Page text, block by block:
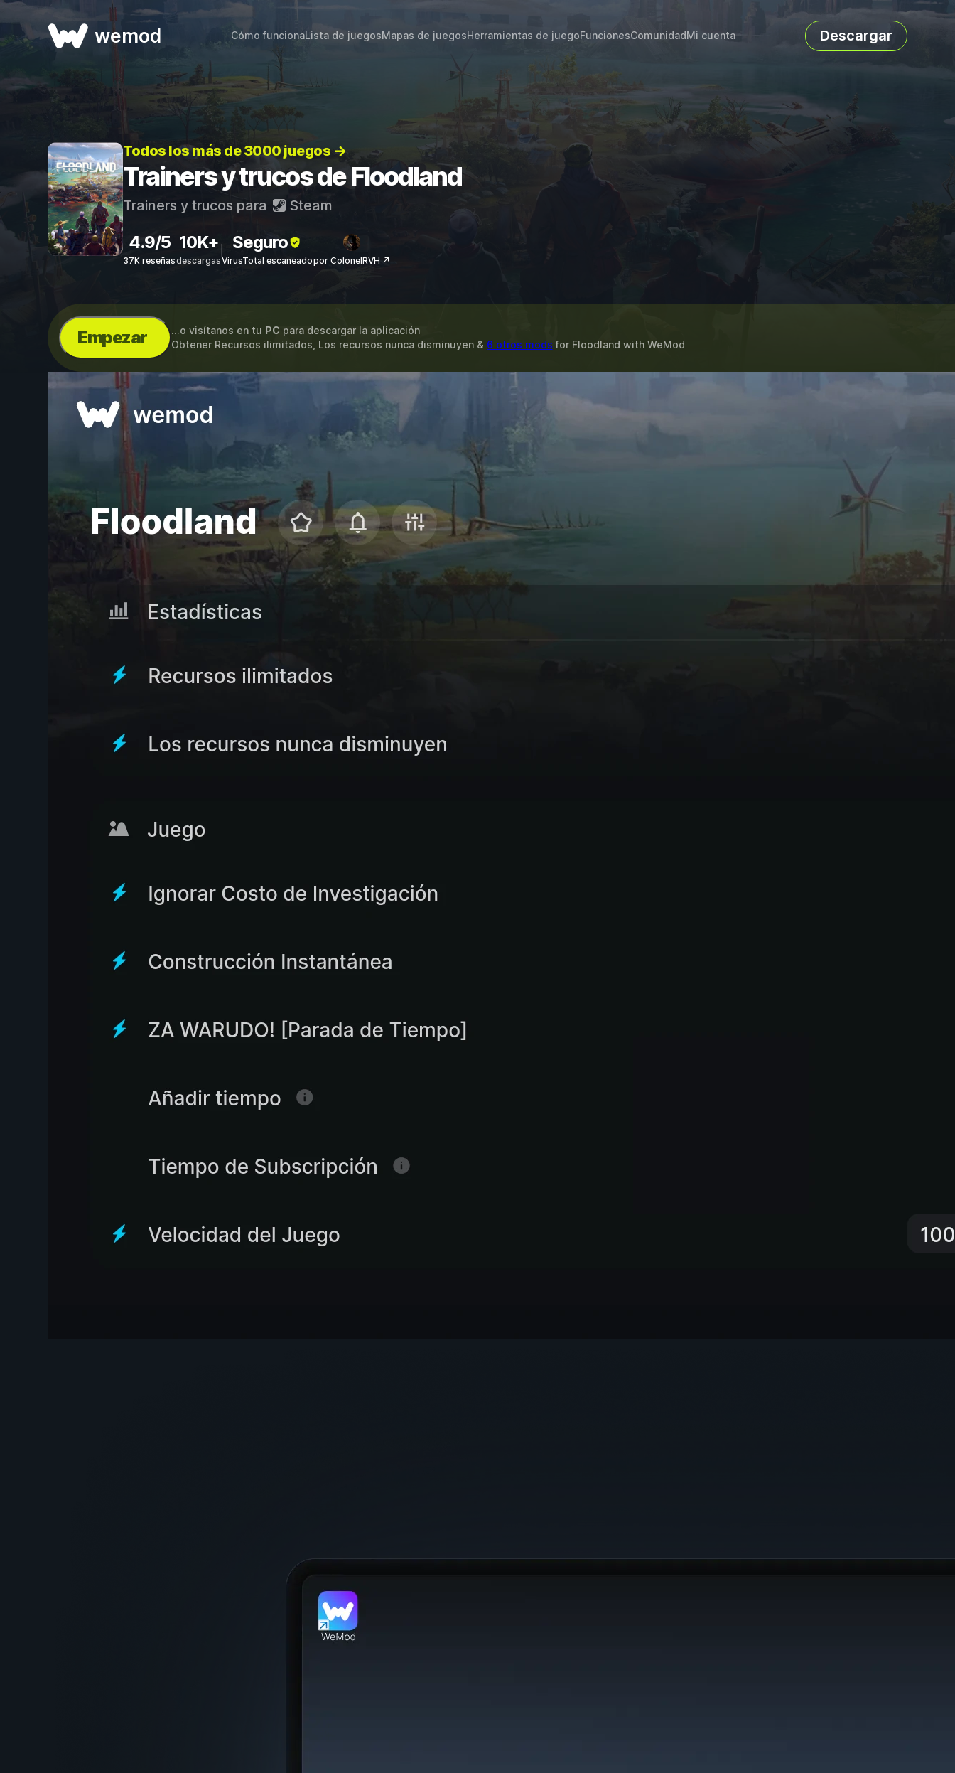
wemod Cómo funcionaLista de juegosMapas de juegosHerramientas de juegoFuncionesComunidadMi cuenta Descargar
Todos los más de 3000 juegos →
Trainers y trucos de Floodland
Trainers y trucos para Steam
4.9/5
37K reseñas
10K+
descargas
Seguro
VirusTotal escaneadopor ColonelRVH ↗
Empezar ...o visítanos en tu PC para descargar la aplicación
Obtener Recursos ilimitados, Los recursos nunca disminuyen & 6 otros mods for Floodland with WeMod